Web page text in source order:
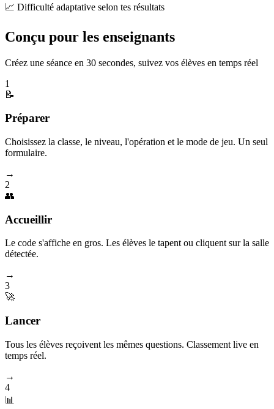
📈 Difficulté adaptative selon tes résultats
Conçu pour les enseignants
Créez une séance en 30 secondes, suivez vos élèves en temps réel
1
📝
Préparer
Choisissez la classe, le niveau, l'opération et le mode de jeu. Un seul
formulaire.
→
2
👥
Accueillir
Le code s'affiche en gros. Les élèves le tapent ou cliquent sur la salle
détectée.
→
3
🚀
Lancer
Tous les élèves reçoivent les mêmes questions. Classement live en
temps réel.
→
4
📊